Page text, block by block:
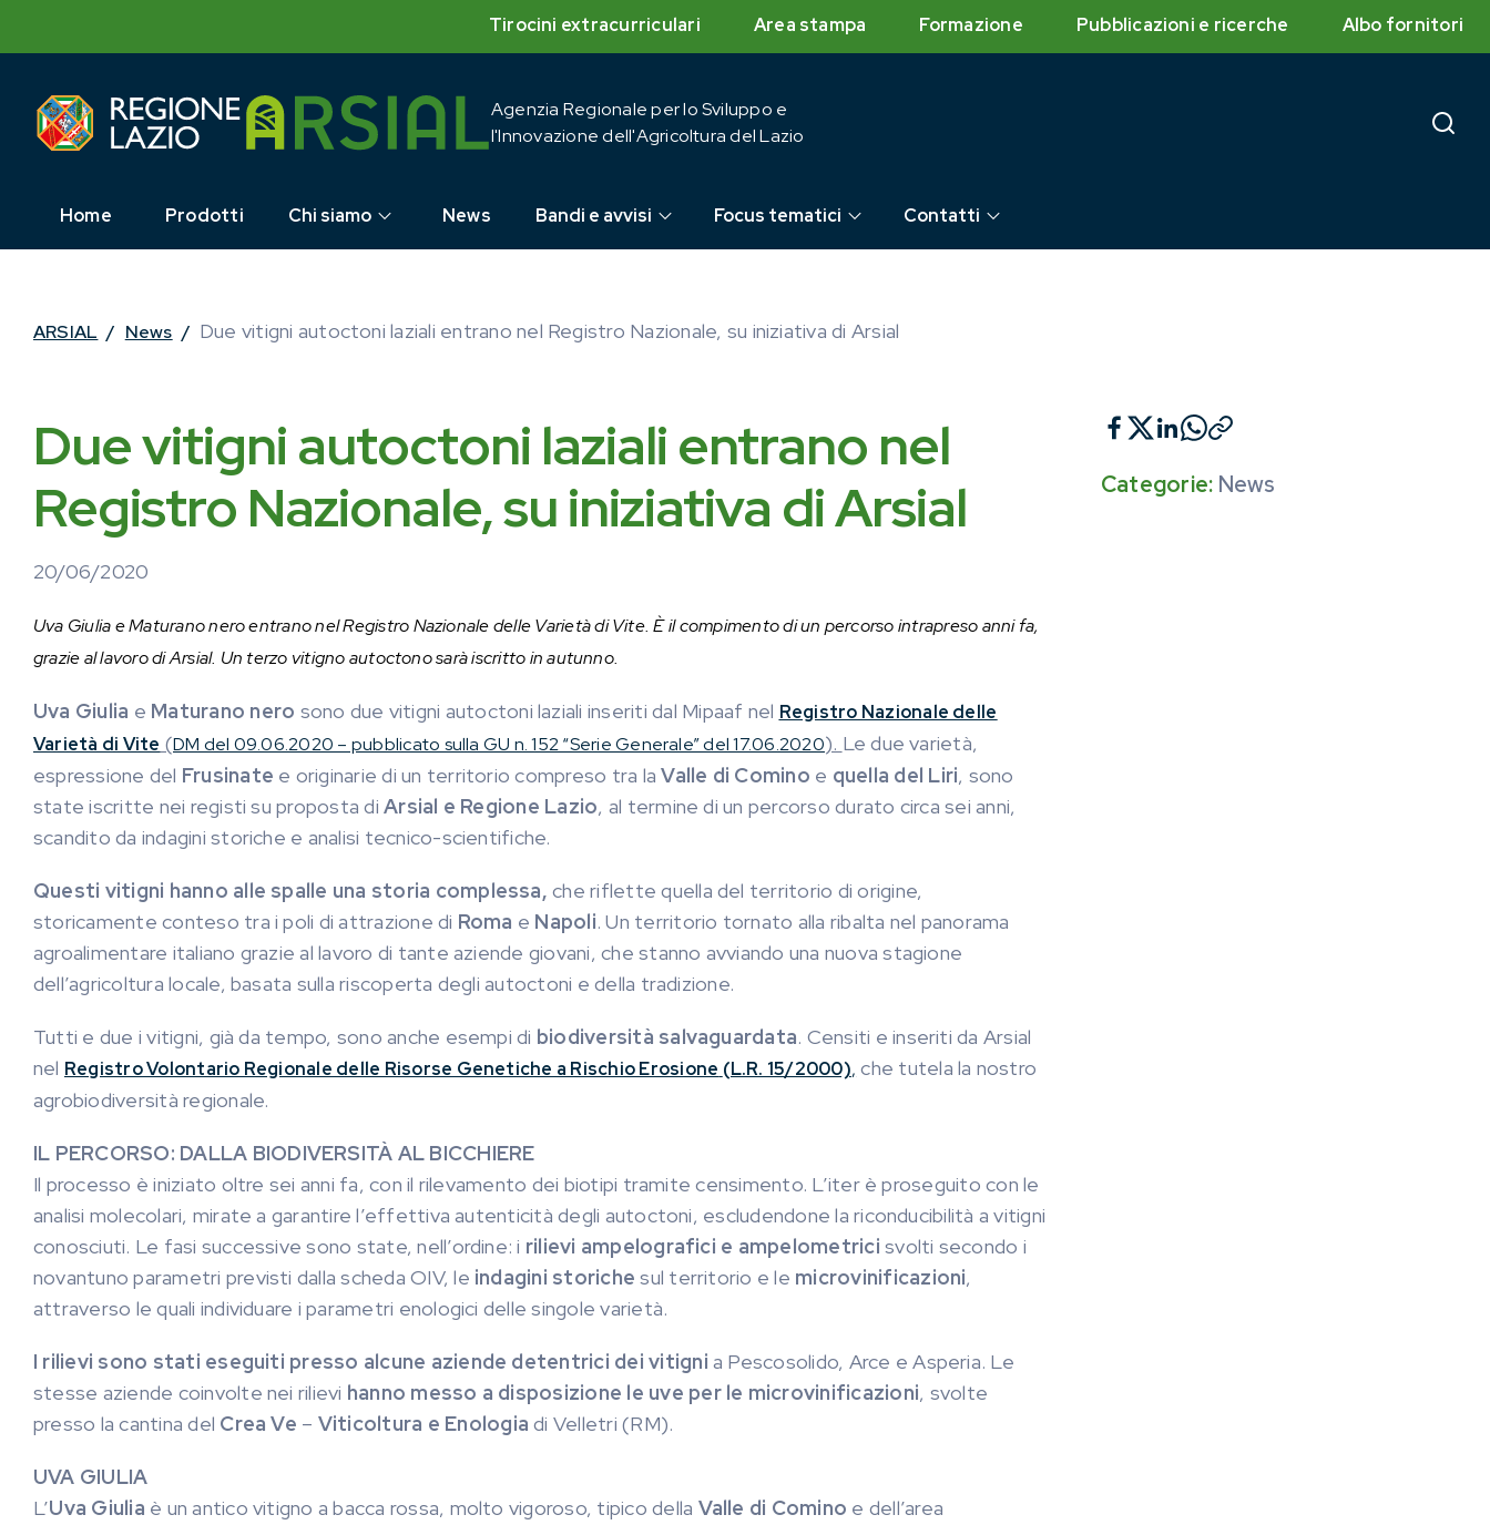
Tirocini extracurriculari Area stampa Formazione Pubblicazioni e ricerche Albo fornitori
Agenzia Regionale per lo Sviluppo e
l'Innovazione dell'Agricoltura del Lazio
Home Prodotti Chi siamo News Bandi e avvisi Focus tematici Contatti
ARSIAL / News / Due vitigni autoctoni laziali entrano nel Registro Nazionale, su iniziativa di Arsial
Due vitigni autoctoni laziali entrano nel
Registro Nazionale, su iniziativa di Arsial
20/06/2020
Uva Giulia e Maturano nero entrano nel Registro Nazionale delle Varietà di Vite. È il compimento di un percorso intrapreso anni fa,
grazie al lavoro di Arsial. Un terzo vitigno autoctono sarà iscritto in autunno.
Uva Giulia e Maturano nero sono due vitigni autoctoni laziali inseriti dal Mipaaf nel Registro Nazionale delle
Varietà di Vite (DM del 09.06.2020 – pubblicato sulla GU n. 152 “Serie Generale” del 17.06.2020). Le due varietà,
espressione del Frusinate e originarie di un territorio compreso tra laValle di Comino e quella del Liri, sono
state iscritte nei registi su proposta diArsial e Regione Lazio, al termine di un percorso durato circa sei anni,
scandito da indagini storiche e analisi tecnico-scientifiche.
Questi vitigni hanno alle spalle una storia complessa,che riflette quella del territorio di origine,
storicamente conteso tra i poli di attrazione di Roma e Napoli. Un territorio tornato alla ribalta nel panorama
agroalimentare italiano grazie al lavoro di tante aziende giovani, che stanno avviando una nuova stagione
dell’agricoltura locale, basata sulla riscoperta degli autoctoni e della tradizione.
Tutti e due i vitigni, già da tempo, sono anche esempi di biodiversità salvaguardata. Censiti e inseriti da Arsial
nel Registro Volontario Regionale delle Risorse Genetiche a Rischio Erosione (L.R. 15/2000), che tutela la nostro
agrobiodiversità regionale.
IL PERCORSO: DALLA BIODIVERSITÀ AL BICCHIERE
Il processo è iniziato oltre sei anni fa, con il rilevamento dei biotipi tramite censimento. L’iter è proseguito con le
analisi molecolari, mirate a garantire l’effettiva autenticità degli autoctoni, escludendone la riconducibilità a vitigni
conosciuti. Le fasi successive sono state, nell’ordine: i rilievi ampelografici e ampelometrici svolti secondo i
novantuno parametri previsti dalla scheda OIV, le indagini storiche sul territorio e le microvinificazioni,
attraverso le quali individuare i parametri enologici delle singole varietà.
I rilievi sono stati eseguiti presso alcune aziende detentrici dei vitigni a Pescosolido, Arce e Asperia. Le
stesse aziende coinvolte nei rilievi hanno messo a disposizione le uve per le microvinificazioni, svolte
presso la cantina del Crea Ve – Viticoltura e Enologia di Velletri (RM).
UVA GIULIA
L’Uva Giulia è un antico vitigno a bacca rossa, molto vigoroso, tipico della Valle di Comino e dell’area
Categorie: News